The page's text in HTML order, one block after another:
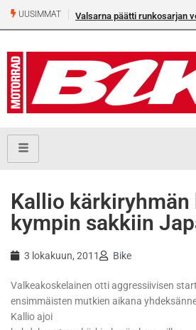
UUSIMMAT Valsarna päätti runkosarjan
Kallio
kympin sakkiin
3 lokakuun, 2011 Bike
Valkeakoskelainen otti aggressiivisen
ensimmäisten mutkien aikana
Kallio ajoi